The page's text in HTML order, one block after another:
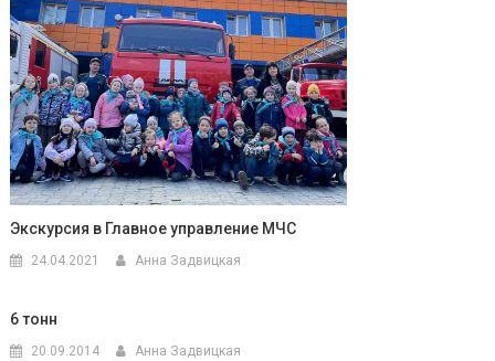
Экскурсия в Главное управление МЧС
24.04.2021 Анна Задвицкая
6 тонн
20.09.2014 Анна Задвицкая